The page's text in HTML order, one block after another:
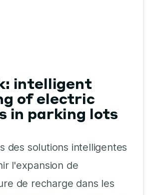
intelligent
of electric
in parking lots
des solutions intelligentes
l'expansion de
de recharge dans les